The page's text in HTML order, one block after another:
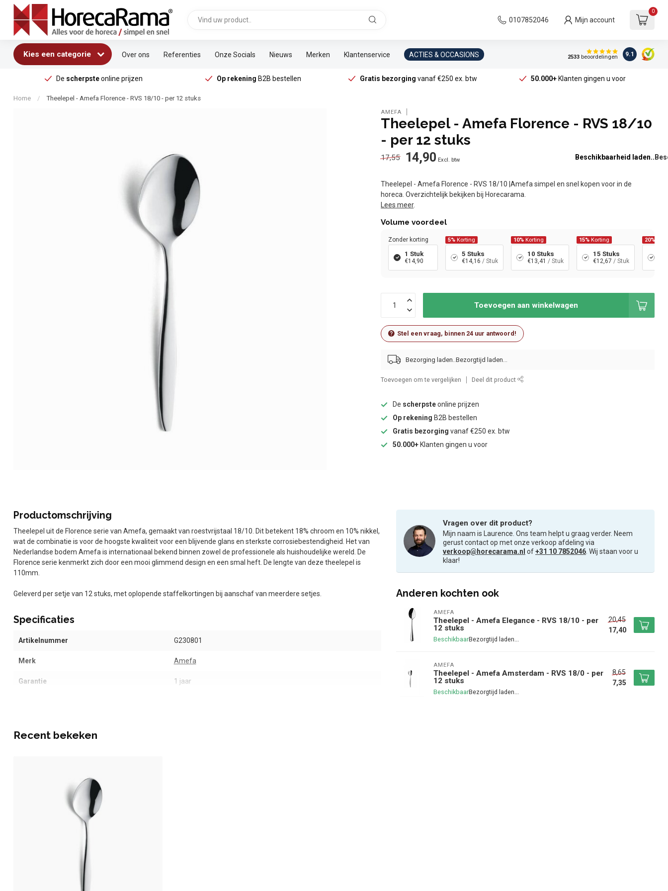
0107852046 Mijn account
0
Kies een categorie Over ons Referenties Onze Socials Nieuws Merken Klantenservice ACTIES & OCCASIONS 2533beoordelingen 9.1
De scherpsteonline prijzen Op rekening B2B bestellen Gratis bezorging vanaf €250 ex. btw 50.000+Klanten gingen u voor
Home / Theelepel - Amefa Florence - RVS 18/10 - per 12 stuks
AMEFA
Theelepel - Amefa Florence - RVS 18/10
- per 12 stuks
17,55 14,90 Excl. btw Beschikbaarheid laden..
Theelepel - Amefa Florence - RVS 18/10 |Amefa simpel en snel kopen voor in de
horeca. Overzichtelijk bekijken bij Horecarama.
Lees meer.
Volume voordeel
Zonder korting
1 Stuk
€14,90
5% Korting
5 Stuks
€14,16 / Stuk
10% Korting
10 Stuks
€13,41 / Stuk
15% Korting
15 Stuks
€12,67 / Stuk
20%
Toevoegen aan winkelwagen
Stel een vraag, binnen 24 uur antwoord!
Bezorging laden..
Toevoegen om te vergelijken Deel dit product
De scherpsteonline prijzen
Op rekening B2B bestellen
Gratis bezorging vanaf €250 ex. btw
50.000+ Klanten gingen u voor
Productomschrijving
Theelepel uit de Florence serie van Amefa, gemaakt van roestvrijstaal 18/10. Dit betekent 18% chroom en 10% nikkel,
wat de combinatie is voor de hoogste kwaliteit voor een blijvende glans en sterkste corrosiebestendigheid. Het van
Nederlandse bodem Amefa is internationaal bekend binnen zowel de professionele als huishoudelijke wereld. De
Florence serie kenmerkt zich door een mooi glimmend design en een smal heft. De lengte van deze theelepel is
110mm.
Geleverd per setje van 12 stuks, met oplopende staffelkortingen bij aanschaf van meerdere setjes.
Specificaties
Artikelnummer G230801
Merk Amefa
Garantie 1 jaar
Vragen over dit product?
Mijn naam is Laurence. Ons team helpt u graag verder. Neem
gerust contact op met onze verkoop afdeling via
verkoop@horecarama.nl of+31 10 7852046 . Wij staan voor u
klaar!
Anderen kochten ook
AMEFA
Theelepel - Amefa Elegance - RVS 18/10 - per
12 stuks
Beschikbaar
20,45
17,40
AMEFA
Theelepel - Amefa Amsterdam - RVS 18/0 - per
12 stuks
Beschikbaar
8,65
7,35
Recent bekeken